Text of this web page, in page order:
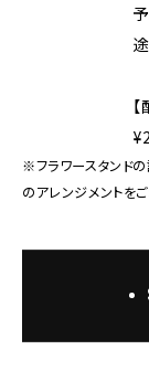
※フラワースタンド
のアレンジメントを